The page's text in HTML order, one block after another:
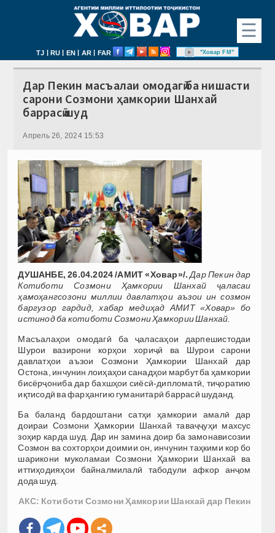
☰
TJ | RU | EN | AR | FAR "Ховар FM"
Дар Пекин масъалаи омодагӣ ба нишасти
сарони Созмони ҳамкории Шанхай
баррасӣ шуд
Апрель 26, 2024 15:53
ДУШАНБЕ, 26.04.2024 /АМИТ «Ховар»/. Дар Пекин дар
Котиботи Созмони Ҳамкории Шанхай ҷаласаи
ҳамоҳангсозони миллии давлатҳои аъзои ин созмон
баргузор гардид, хабар медиҳад АМИТ «Ховар» бо
истинод ба котиботи Созмони Ҳамкории Шанхай.
Масъалаҳои омодагӣ ба ҷаласаҳои дарпешистодаи
Шурои вазирони корҳои хориҷӣ ва Шурои сарони
давлатҳои аъзои Созмони Ҳамкории Шанхай дар
Остона, инчунин лоиҳаҳои санадҳои марбут ба ҳамкории
бисёрҷониба дар бахшҳои сиёсӣ-дипломатӣ, тиҷоратию
иқтисодӣ ва фарҳангию гуманитарӣ баррасӣ шуданд.
Ба баланд бардоштани сатҳи ҳамкории амалӣ дар
доираи Созмони Ҳамкории Шанхай таваҷҷуҳи махсус
зоҳир карда шуд. Дар ин замина доир ба замонависозии
Созмон ва сохторҳои доимии он, инчунин таҳкими кор бо
шарикони муколамаи Созмони Ҳамкории Шанхай ва
иттиҳодияҳои байналмилалӣ табодули афкор анҷом
дода шуд.
АКС: Котиботи Созмони Ҳамкории Шанхай дар Пекин